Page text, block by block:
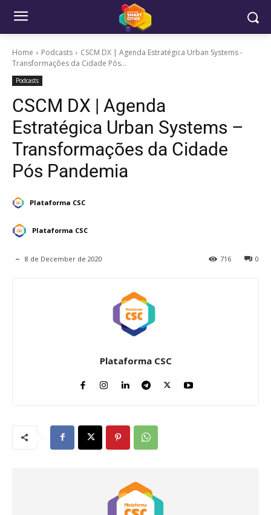
Home Podcasts
CSCM DX | Agenda Estratégica Urban Systems -
Transformações da Cidade Pós...
Podcasts
CSCM DX | Agenda
Estratégica Urban Systems –
Transformações da Cidade
Pós Pandemia
Plataforma CSC
Plataforma CSC
8 de December de 2020 0
716
Plataforma CSC